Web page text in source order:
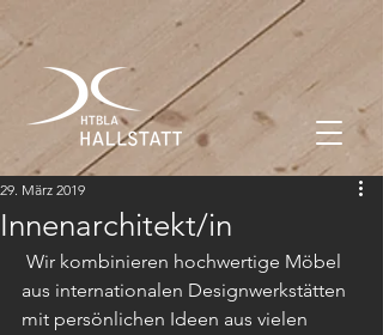
Innenarchitekt/in
29. März 2019
aus internationalen Designwerkstätten
mit persönlichen Ideen aus vielen